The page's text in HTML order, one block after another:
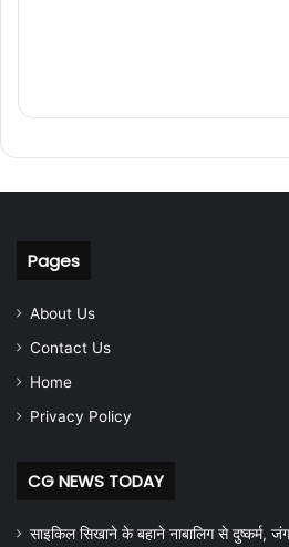
Pages
About Us
Contact Us
Home
Privacy Policy
CG NEWS TODAY
साइकिल सिखाने के बहाने नाबालिग से दुष्कर्म,